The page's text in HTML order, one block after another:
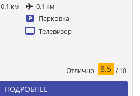
0.1 км
0.1 км
Парковка
Телевизор
Отлично 8.5 / 10
ПОДРОБНЕЕ